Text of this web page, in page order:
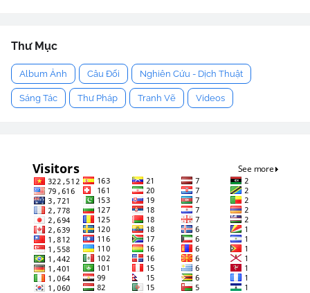
Thư Mục
Album Ảnh Câu Đối Nghiên Cứu - Dịch Thuật
Sáng Tác Thư Pháp Tranh Vẽ Videos